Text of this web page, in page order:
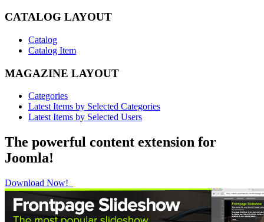
CATALOG LAYOUT
Catalog
Catalog Item
MAGAZINE LAYOUT
Categories
Latest Items by Selected Categories
Latest Items by Selected Users
The powerful content extension for
Joomla!
Download Now!